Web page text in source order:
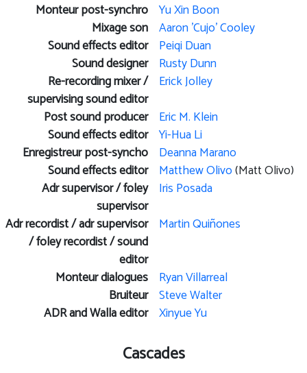
Monteur post-synchro Yu Xin Boon
Mixage son Aaron 'Cujo' Cooley
Sound effects editor Peiqi Duan
Sound designer Rusty Dunn
Re-recording mixer /
supervising sound editor
Erick Jolley
Post sound producer Eric M. Klein
Sound effects editor Yi-Hua Li
Enregistreur post-syncho Deanna Marano
Sound effects editor Matthew Olivo(Matt Olivo)
Adr supervisor / foley
supervisor
Iris Posada
Adr recordist / adr supervisor
/ foley recordist / sound
editor
Martin Quiñones
Monteur dialogues Ryan Villarreal
Bruiteur Steve Walter
ADR and Walla editor Xinyue Yu
Cascades